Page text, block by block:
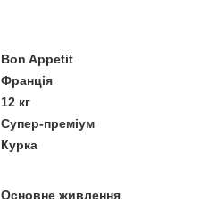
Bon Appetit
Франція
12 кг
Супер-преміум
Курка
Основне живлення